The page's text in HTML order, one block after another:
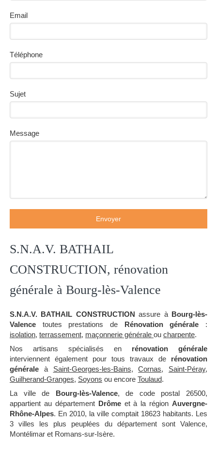
Email
Téléphone
Sujet
Message
Envoyer
S.N.A.V. BATHAIL
CONSTRUCTION, rénovation
générale à Bourg-lès-Valence
S.N.A.V. BATHAIL CONSTRUCTION assure à Bourg-lès-
Valence toutes prestations de Rénovation générale :
isolation, terrassement, maçonnerie générale ou charpente.
Nos artisans spécialisés en rénovation générale
interviennent également pour tous travaux de rénovation
générale à Saint-Georges-les-Bains,Cornas, Saint-Péray,
Guilherand-Granges, Soyons ou encore Toulaud.
La ville de Bourg-lès-Valence, de code postal 26500,
appartient au département Drômeet à la région Auvergne-
Rhône-Alpes. En 2010, la ville comptait 18623 habitants. Les
3 villes les plus peuplées du département sont Valence,
Montélimar et Romans-sur-Isère.